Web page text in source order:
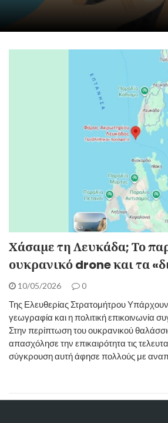
Χάσαμε τη Λευκάδα; Το
ουκρανικό drone και τα
10/05/2026 0
Της Ελευθερίας Στρατομήτρου
γεωγραφία και η πολιτική επικοινωνία
Στην περίπτωση του ουκρανικού
απασχόλησε την επικαιρότητα τις
σύγκρουση αυτή άφησε πολλούς με